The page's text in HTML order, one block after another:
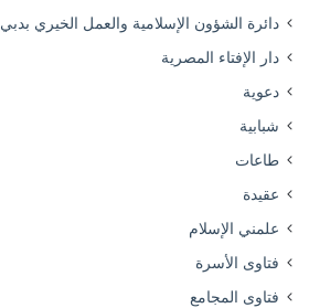
دائرة الشؤون الإسلامية والعمل الخيري بدبي
دار الإفتاء المصرية
دعوية
شبابية
طاعات
عقيدة
علمني الإسلام
فتاوى الأسرة
فتاوى المجامع